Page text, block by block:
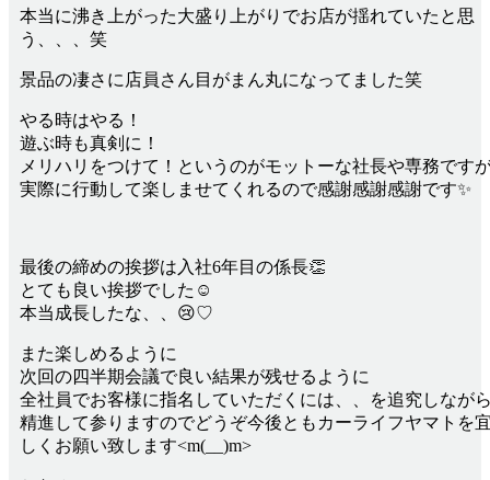
本当に沸き上がった大盛り上がりでお店が揺れていたと思
う、、、笑
景品の凄さに店員さん目がまん丸になってました笑
やる時はやる！
遊ぶ時も真剣に！
メリハリをつけて！というのがモットーな社長や専務です
実際に行動して楽しませてくれるので感謝感謝感謝です✨
最後の締めの挨拶は入社6年目の係長👏
とても良い挨拶でした☺
本当成長したな、、😢♡
また楽しめるように
次回の四半期会議で良い結果が残せるように
全社員でお客様に指名していただくには、、を追究しなが
精進して参りますのでどうぞ今後ともカーライフヤマトを
しくお願い致します<m(__)m>